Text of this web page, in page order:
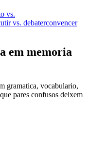
vs.
vs. debaterconvencer
em memoria
gramatica, vocabulario,
pares confusos deixem